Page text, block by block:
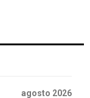
agosto 2026